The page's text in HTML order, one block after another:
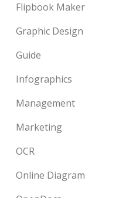
Flipbook Maker
Graphic Design
Guide
Infographics
Management
Marketing
OCR
Online Diagram